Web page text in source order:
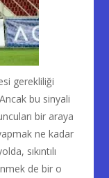
gerekliliği
bu sinyali
bir araya
ne kadar
sıkıntılı
de bir o